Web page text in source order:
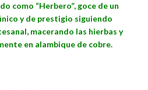
como “Herbero”, goce de un
y de prestigio siguiendo
macerando las hierbas y
en alambique de cobre.